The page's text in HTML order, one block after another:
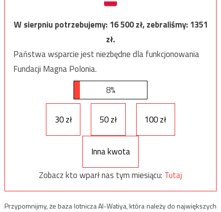
W sierpniu potrzebujemy:16 500zł, zebraliśmy:1351
zł.
Państwa wsparcie jest niezbędne dla funkcjonowania
Fundacji Magna Polonia.
8%
30 zł 50 zł 100 zł
Inna kwota
Zobacz kto wparł nas tym miesiącu: Tutaj
Przypomnijmy, że baza lotnicza Al-Watiya, która należy do największych